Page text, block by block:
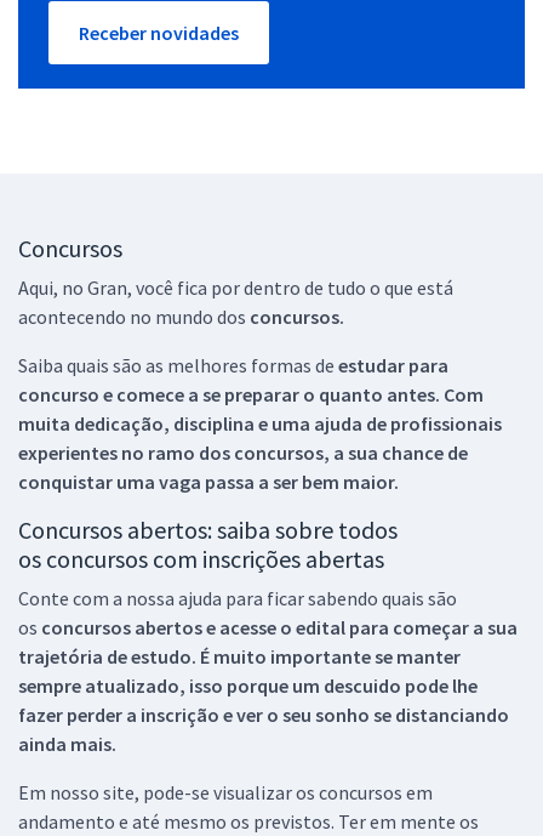
Receber novidades
Concursos
Aqui, no Gran, você fica por dentro de tudo o que está
acontecendo no mundo dos concursos.
Saiba quais são as melhores formas de estudar para
concurso e comece a se preparar o quanto antes. Com
muita dedicação, disciplina e uma ajuda de profissionais
experientes no ramo dos concursos, a sua chance de
conquistar uma vaga passa a ser bem maior.
Concursos abertos: saiba sobre todos
os concursos com inscrições abertas
Conte com a nossa ajuda para ficar sabendo quais são
os concursos abertos e acesse o edital para começar a sua
trajetória de estudo. É muito importante se manter
sempre atualizado, isso porque um descuido pode lhe
fazer perder a inscrição e ver o seu sonho se distanciando
ainda mais.
Em nosso site, pode-se visualizar os concursos em
andamento e até mesmo os previstos. Ter em mente os